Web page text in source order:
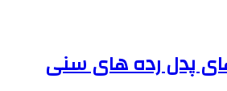
پدل رده های سنی